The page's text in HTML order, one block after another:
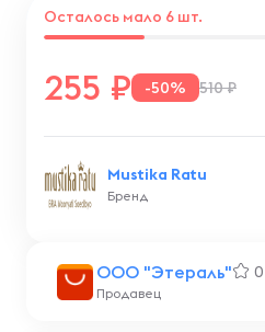
ООО "Этераль" 0
Продавец
255 -50% 510 ₽
Осталось мало 6 шт.
Mustika Ratu
Бренд